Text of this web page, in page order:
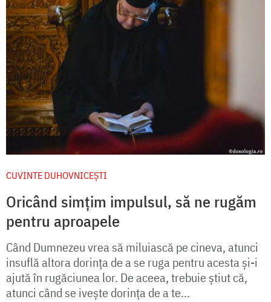
CUVINTE DUHOVNICEȘTI
Oricând simțim impulsul, să ne rugăm
pentru aproapele
Când Dumnezeu vrea să miluiască pe cineva, atunci
insuflă altora dorinţa de a se ruga pentru acesta şi-i
ajută în rugăciunea lor. De aceea, trebuie ştiut că,
atunci când se iveşte dorinţa de a te...